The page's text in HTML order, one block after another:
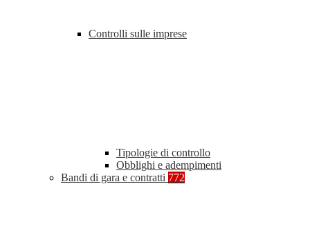
Controlli sulle imprese
Tipologie di controllo
Obblighi e adempimenti
Bandi di gara e contratti 772